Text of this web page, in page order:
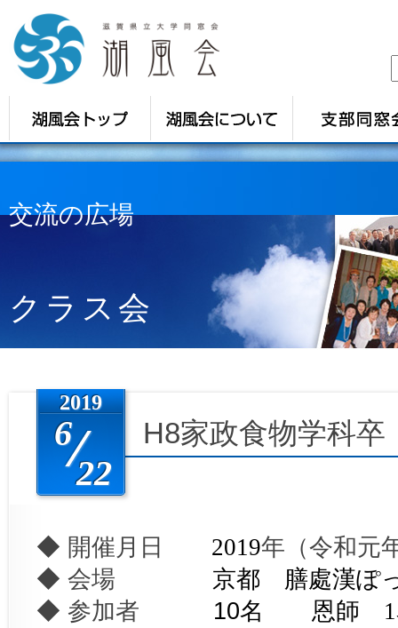
交流の広場
クラス会
2019
6
22
H8家政食物学科
◆ 開催月日 2019年（令和元
◆ 会場
京都 膳處漢ぽ
◆ 参加者
10名 恩師 1